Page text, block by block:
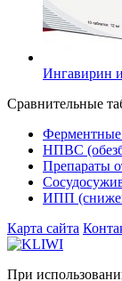
Ингавирин
Сравнительные
Ферментные
НПВС
Препараты
ИПП
Карта сайта
При